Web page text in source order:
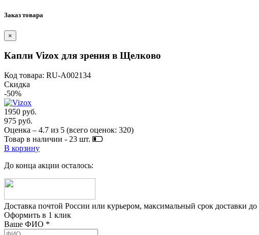
Заказ товара
×
Капли Vizox для зрения в Щелково
Код товара: RU-A002134
Скидка
-50%
1950 руб.
975 руб.
Оценка – 4.7 из 5 (всего оценок: 320)
Товар в наличии - 23 шт.
В корзину
До конца акции осталось:
Доставка почтой России или курьером, максимальный срок доставки до
Оформить в 1 клик
Ваше ФИО *